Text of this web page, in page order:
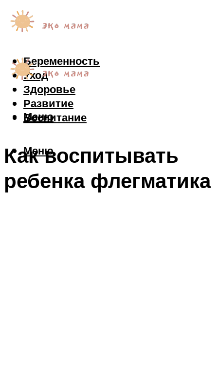
Беременность
Уход
Здоровье
Развитие
Воспитание
Меню
Меню
Как воспитывать
ребенка флегматика